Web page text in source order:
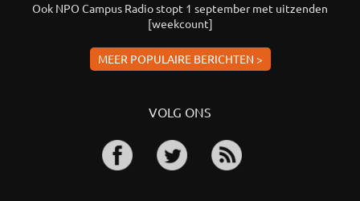
Ook NPO Campus Radio stopt 1 september met uitzenden
[weekcount]
MEER POPULAIRE BERICHTEN >
VOLG ONS